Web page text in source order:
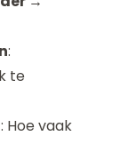
:
te
: Hoe vaak